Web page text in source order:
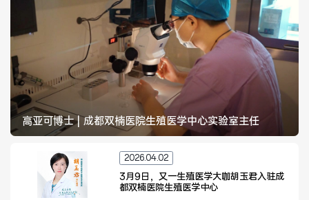
科研介绍 科研动态
通知公告
医联体介绍
成员单位
高亚可博士 | 成都双楠医院生殖医学中心实验室主任
2026.04.02
3月9日，又一生殖医学大咖胡玉君入驻成
都双楠医院生殖医学中心